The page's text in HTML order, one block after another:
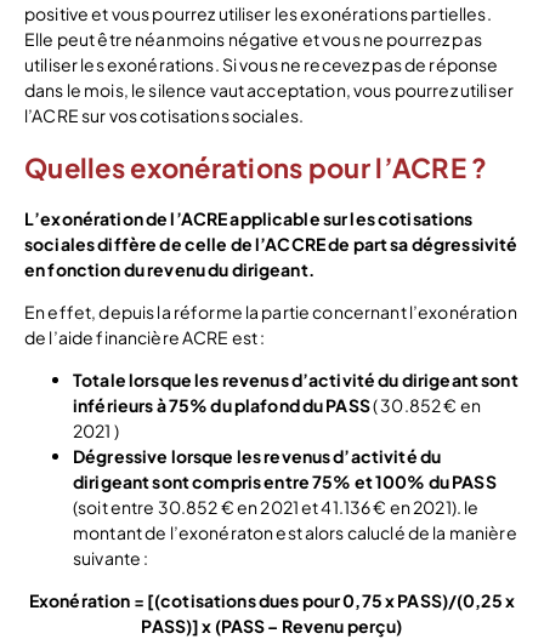
positive et vous pourrez utiliser les exonérations partielles.
Elle peut être néanmoins négative et vous ne pourrez pas
utiliser les exonérations. Si vous ne recevez pas de réponse
dans le mois, le silence vaut acceptation, vous pourrez utiliser
l’ACRE sur vos cotisations sociales.
Quelles exonérations pour l’ACRE ?
L’exonération de l’ACRE applicable sur les cotisations
sociales diffère de celle de l’ACCRE de part sa dégressivité
en fonction du revenu du dirigeant.
En effet, depuis la réforme la partie concernant l’exonération
de l’aide financière ACRE est :
Totale lorsque les revenus d’activité du dirigeant sont
inférieurs à 75% du plafond du PASS( 30.852 € en
2021 )
Dégressive lorsque les revenus d’activité du
dirigeant sont compris entre 75% et 100% du PASS
(soit entre 30.852 € en 2021 et 41.136 € en 2021). le
montant de l’exonératon est alors caluclé de la manière
suivante :
Exonération = [(cotisations dues pour 0,75 x PASS)/(0,25 x
PASS)] x (PASS – Revenu perçu)